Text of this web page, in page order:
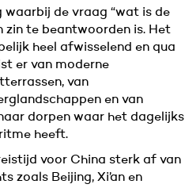
waarbij de vraag “wat is de
zin te beantwoorden is. Het
heel afwisselend en qua
er van moderne
van
en van
dorpen waar het dagelijks
heeft.
voor China sterk af van
zoals Beijing, Xi’an en